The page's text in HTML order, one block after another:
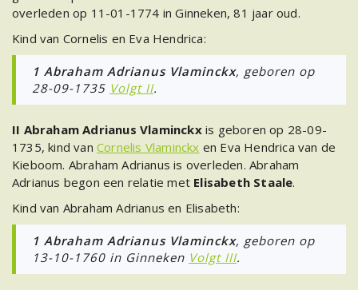
overleden op 11-01-1774 in Ginneken, 81 jaar oud.
Kind van Cornelis en Eva Hendrica:
1 Abraham Adrianus Vlaminckx, geboren op
28-09-1735 Volgt II.
II Abraham Adrianus Vlaminckxis geboren op 28-09-
1735, kind van Cornelis Vlaminckx en Eva Hendrica van de
Kieboom. Abraham Adrianus is overleden. Abraham
Adrianus begon een relatie met Elisabeth Staale.
Kind van Abraham Adrianus en Elisabeth:
1 Abraham Adrianus Vlaminckx, geboren op
13-10-1760 in Ginneken Volgt III.